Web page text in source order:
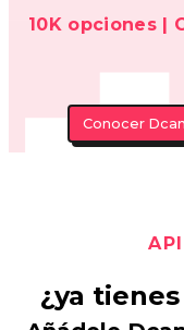
¿ya
Añádele
Activa